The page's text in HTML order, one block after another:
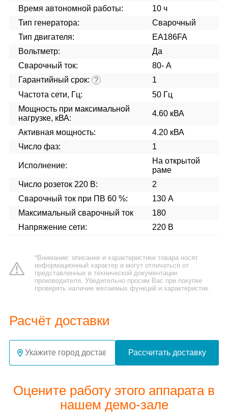
Время автономной работы:
10 ч
Тип генератора:
Сварочный
Тип двигателя:
EA186FA
Вольтметр:
Да
Сварочный ток:
80- А
Гарантийный срок: ?
1
Частота сети, Гц:
50 Гц
Мощность при максимальной
нагрузке, кВА:
4.60 кВА
Активная мощность:
4.20 кВА
Число фаз:
1
Исполнение:
На открытой
раме
Число розеток 220 В:
2
Сварочный ток при ПВ 60 %:
130 А
Максимальный сварочный ток
180
Напряжение сети:
220 В
*Внимание: описание и характеристики товара носят
информационный характер и могут отличаться от
представленных в технической документации
производителя. Убедительно просим Вас при покупке
проверять наличие желаемых функций и характеристик.
Расчёт доставки
Рассчитать доставку
Оцените работу этого аппарата в
нашем демо-зале